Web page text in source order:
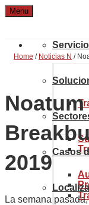
Menu
Casos
Home / Noticias N /
2019
La semana